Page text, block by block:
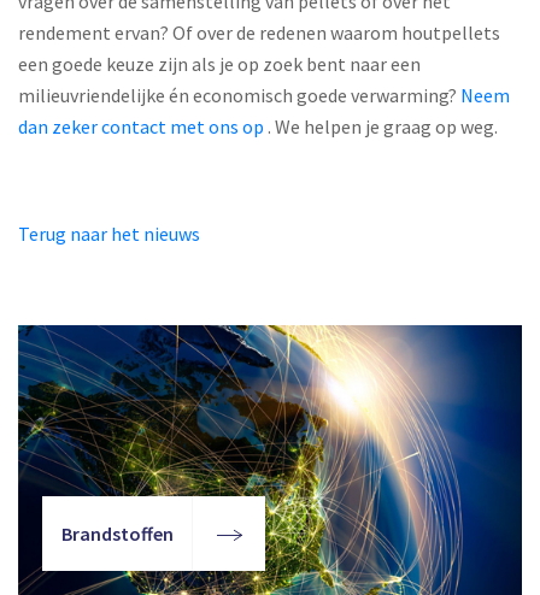
rendement ervan? Of over de redenen waarom houtpellets
een goede keuze zijn als je op zoek bent naar een
milieuvriendelijke én economisch goede verwarming? Neem
dan zeker contact met ons op . We helpen je graag op weg.
Terug naar het nieuws
Brandstoffen